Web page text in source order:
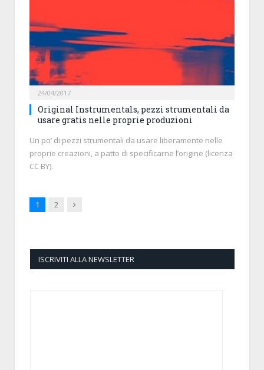
24/04/2017
Original Instrumentals, pezzi strumentali da
usare gratis nelle proprie produzioni
Un po’ di pezzi strumentali da usare liberamente nelle
proprie creazioni, a patto di specificarne l’origine (licenza
CC BY).
1 2 Next
ISCRIVITI ALLA NEWSLETTER